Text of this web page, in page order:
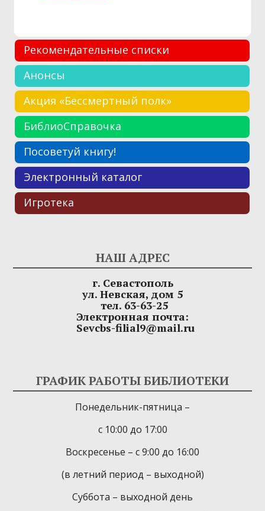
Рекомендательные списки
Анонсы
Акция «Бессмертный полк»
БиблиоСправочка
Посоветуй книгу!
Электронный каталог
Игротека
НАШ АДРЕС
г. Севастополь
ул. Невская, дом 5
тел. 63-63-25
Электронная почта:
Sevcbs-filial9@mail.ru
ГРАФИК РАБОТЫ БИБЛИОТЕКИ
Понедельник-пятница –
с 10:00 до 17:00
Воскресенье – с 9:00 до 16:00
(в летний период – выходной)
Суббота – выходной день